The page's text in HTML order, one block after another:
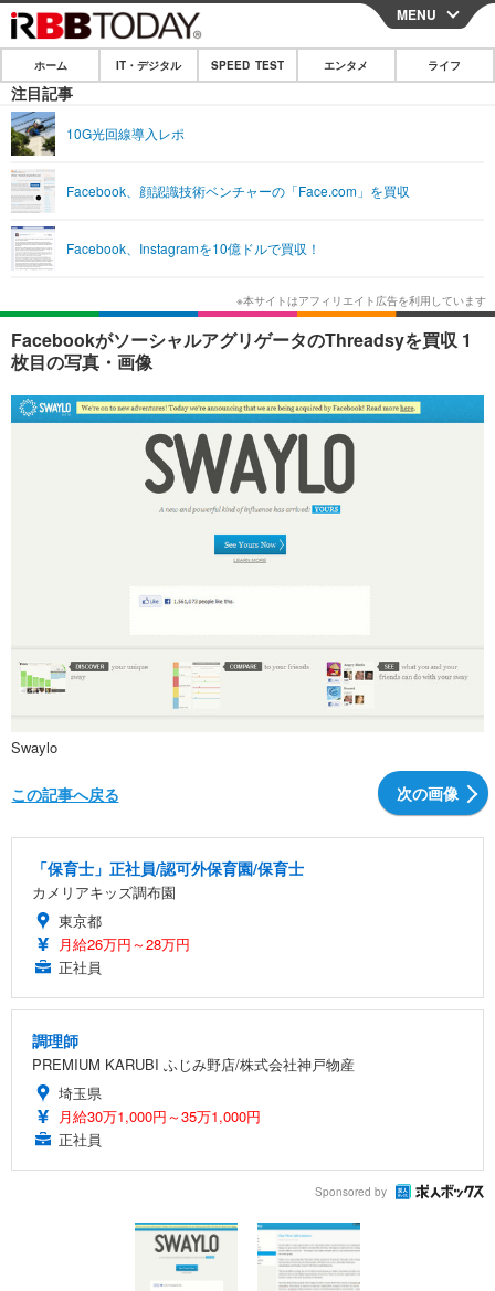
CLOSE
ホーム
IT・デジタル
ショッピング
SPEED TEST
エンタメ
エンタメTOP
韓国・芸能
音楽 スポーツ
ショッピング その他
ライフ
ライフTOP グルメ
ペット ショッピング
その他
リリース一覧
プッシュ通知の停止方法
MENU
ホーム IT・デジタル SPEED TEST エンタメ ライフ
注目記事
10G光回線導入レポ
Facebook、顔認識技術ベンチャーの「Face.com」を買収
Facebook、Instagramを10億ドルで買収！
FacebookがソーシャルアグリゲータのThreadsyを買収 1
枚目の写真・画像
Swaylo
次の画像
この記事へ戻る
「保育士」正社員/認可外保育園/保育士
カメリアキッズ調布園
東京都
月給26万円～28万円
正社員
調理師
PREMIUM KARUBI ふじみ野店/株式会社神戸物産
埼玉県
月給30万1,000円～35万1,000円
正社員
Sponsored by